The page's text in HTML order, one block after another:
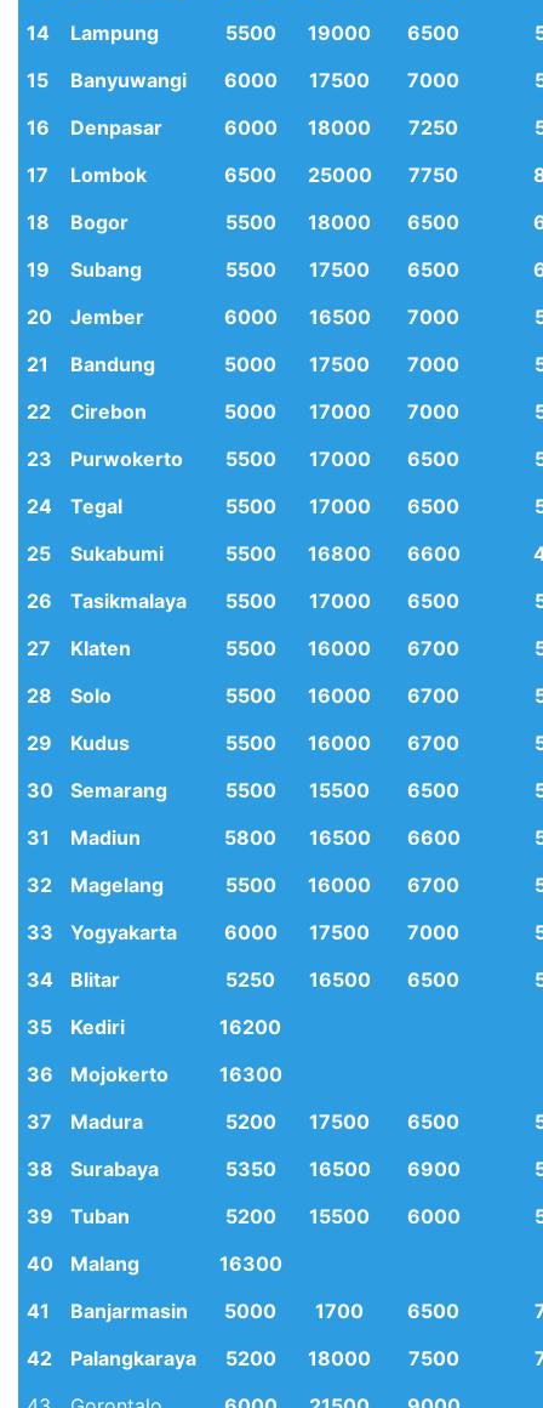
14
Lampung 5500 19000 6500
15
Banyuwangi 6000 17500 7000
16
Denpasar 6000 18000 7250
17
Lombok 6500 25000 7750
18
Bogor 5500 18000 6500
19
Subang 5500 17500 6500
20
Jember 6000 16500 7000
21
Bandung 5000 17500 7000
22
Cirebon 5000 17000 7000
23
Purwokerto 5500 17000 6500
24
Tegal 5500 17000 6500
25
Sukabumi 5500 16800 6600
26
Tasikmalaya 5500 17000 6500
27
Klaten 5500 16000 6700
28
Solo 5500 16000 6700
29
Kudus 5500 16000 6700
30
Semarang 5500 15500 6500
31
Madiun 5800 16500 6600
32
Magelang 5500 16000 6700
33
Yogyakarta 6000 17500 7000
34
Blitar 5250 16500 6500
35
Kediri
16200
36
Mojokerto
16300
37
Madura 5200 17500 6500
38
Surabaya 5350 16500 6900
39
Tuban 5200 15500 6000
40
Malang
16300
41
Banjarmasin 5000 1700 6500
42
Palangkaraya 5200 18000 7500